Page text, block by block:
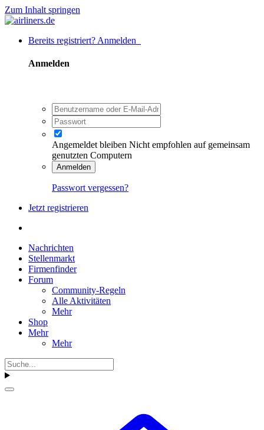
Zum Inhalt springen
Bereits registriert? Anmelden
Anmelden
Angemeldet bleiben Nicht empfohlen auf gemeinsam
genutzten Computern
Anmelden
Passwort vergessen?
Jetzt registrieren
Nachrichten
Stellenmarkt
Firmenfinder
Forum
Community-Regeln
Alle Aktivitäten
Mehr
Shop
Mehr
Mehr